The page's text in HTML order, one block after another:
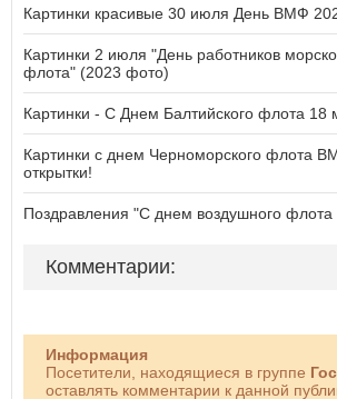
Картинки красивые 30 июля День ВМФ
Картинки 2 июля "День работников
флота" (2023 фото)
Картинки - С Днем Балтийского флота 18
Картинки с днем Черноморского флота
открытки!
Поздравления "С днем воздушного
Комментарии:
Информация
Посетители, находящиеся в группе
оставлять комментарии к данной